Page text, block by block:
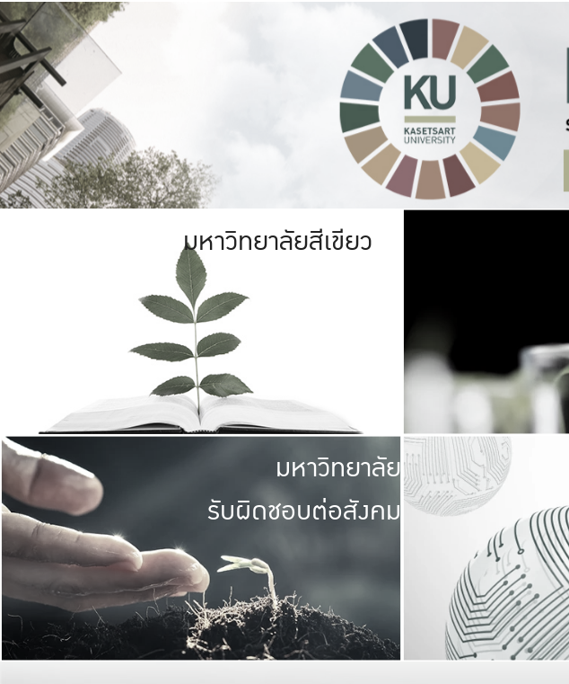
มหาวิทยาลัยสีเขียว
มหาวิทยาลัย
รับผิดชอบต่อสังคม